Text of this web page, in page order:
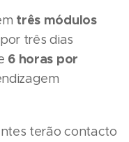
três módulos
três dias
6 horas por
terão contacto